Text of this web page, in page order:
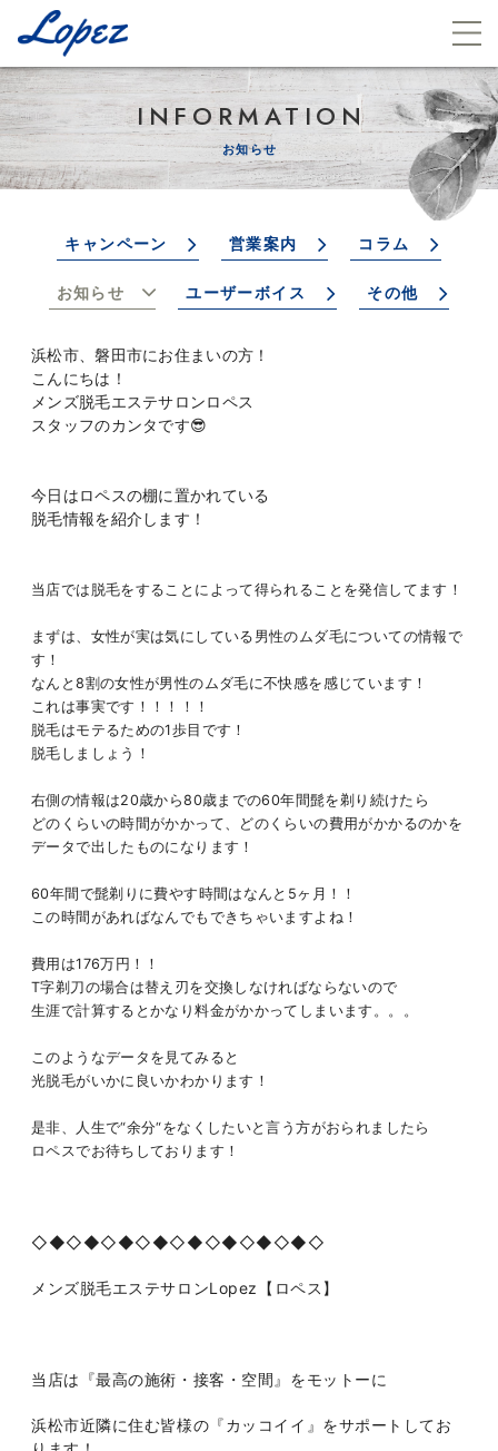
INFORMATION
お知らせ
キャンペーン 営業案内 コラム
お知らせ ユーザーボイス その他
浜松市、磐田市にお住まいの方！
こんにちは！
メンズ脱毛エステサロンロペス
スタッフのカンタです😎
今日はロペスの棚に置かれている
脱毛情報を紹介します！
当店では脱毛をすることによって得られることを発信してます！
まずは、女性が実は気にしている男性のムダ毛についての情報で
す！
なんと8割の女性が男性のムダ毛に不快感を感じています！
これは事実です！！！！！
脱毛はモテるための1歩目です！
脱毛しましょう！
右側の情報は20歳から80歳までの60年間髭を剃り続けたら
どのくらいの時間がかかって、どのくらいの費用がかかるのかを
データで出したものになります！
60年間で髭剃りに費やす時間はなんと5ヶ月！！
この時間があればなんでもできちゃいますよね！
費用は176万円！！
T字剃刀の場合は替え刃を交換しなければならないので
生涯で計算するとかなり料金がかかってしまいます。。。
このようなデータを見てみると
光脱毛がいかに良いかわかります！
是非、人生で“余分“をなくしたいと言う方がおられましたら
ロペスでお待ちしております！
◇◆◇◆◇◆◇◆◇◆◇◆◇◆◇◆◇
メンズ脱毛エステサロンLopez 【ロペス】
当店は『最高の施術・接客・空間』をモットーに
浜松市近隣に住む皆様の『カッコイイ』をサポートしてお